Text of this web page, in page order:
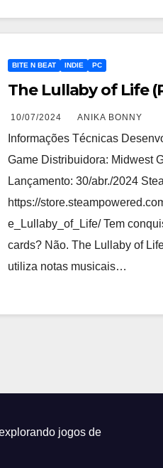
BITE N BEAT INDIE PC
The Lullaby of Life
10/07/2024 ANIKA BONNY
Informações Técnicas
Game Distribuidora: Midwest
Lançamento: 30/abr./2024
https://
e_Lullaby_of_Life/ Tem
cards? Não. The Lullaby of
utiliza notas musicais…
jogos de